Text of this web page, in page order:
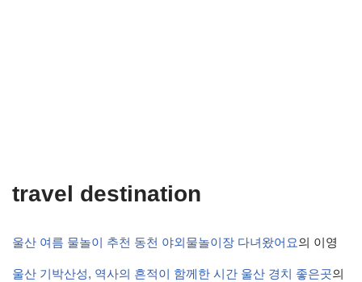
travel destination
울산 여름 물놀이 추천 동천 야외물놀이장 다녀왔어요의 이영
울산 기박산성, 역사의 흔적이 함께한 시간 울산 경치 좋은곳의